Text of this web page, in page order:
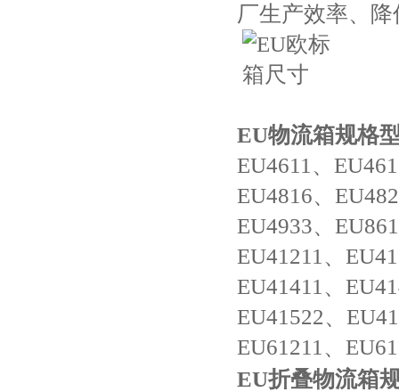
厂生产效率、
EU物流箱规格
EU4611、
EU4816、
EU4933、
EU41211、
EU41411、
EU41522、
EU61211、
EU折叠物流箱